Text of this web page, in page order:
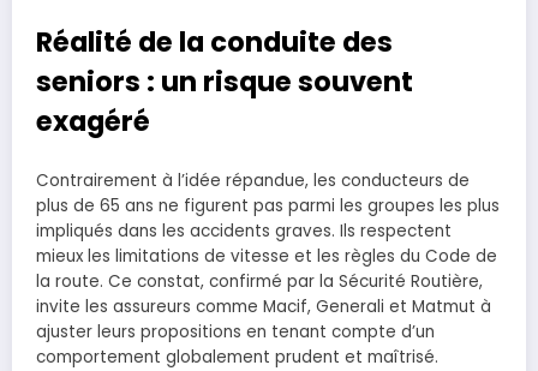
Réalité de la conduite des
seniors : un risque souvent
exagéré
Contrairement à l’idée répandue, les conducteurs de
plus de 65 ans ne figurent pas parmi les groupes les plus
impliqués dans les accidents graves. Ils respectent
mieux les limitations de vitesse et les règles du Code de
la route. Ce constat, confirmé par la Sécurité Routière,
invite les assureurs comme Macif, Generali et Matmut à
ajuster leurs propositions en tenant compte d’un
comportement globalement prudent et maîtrisé.